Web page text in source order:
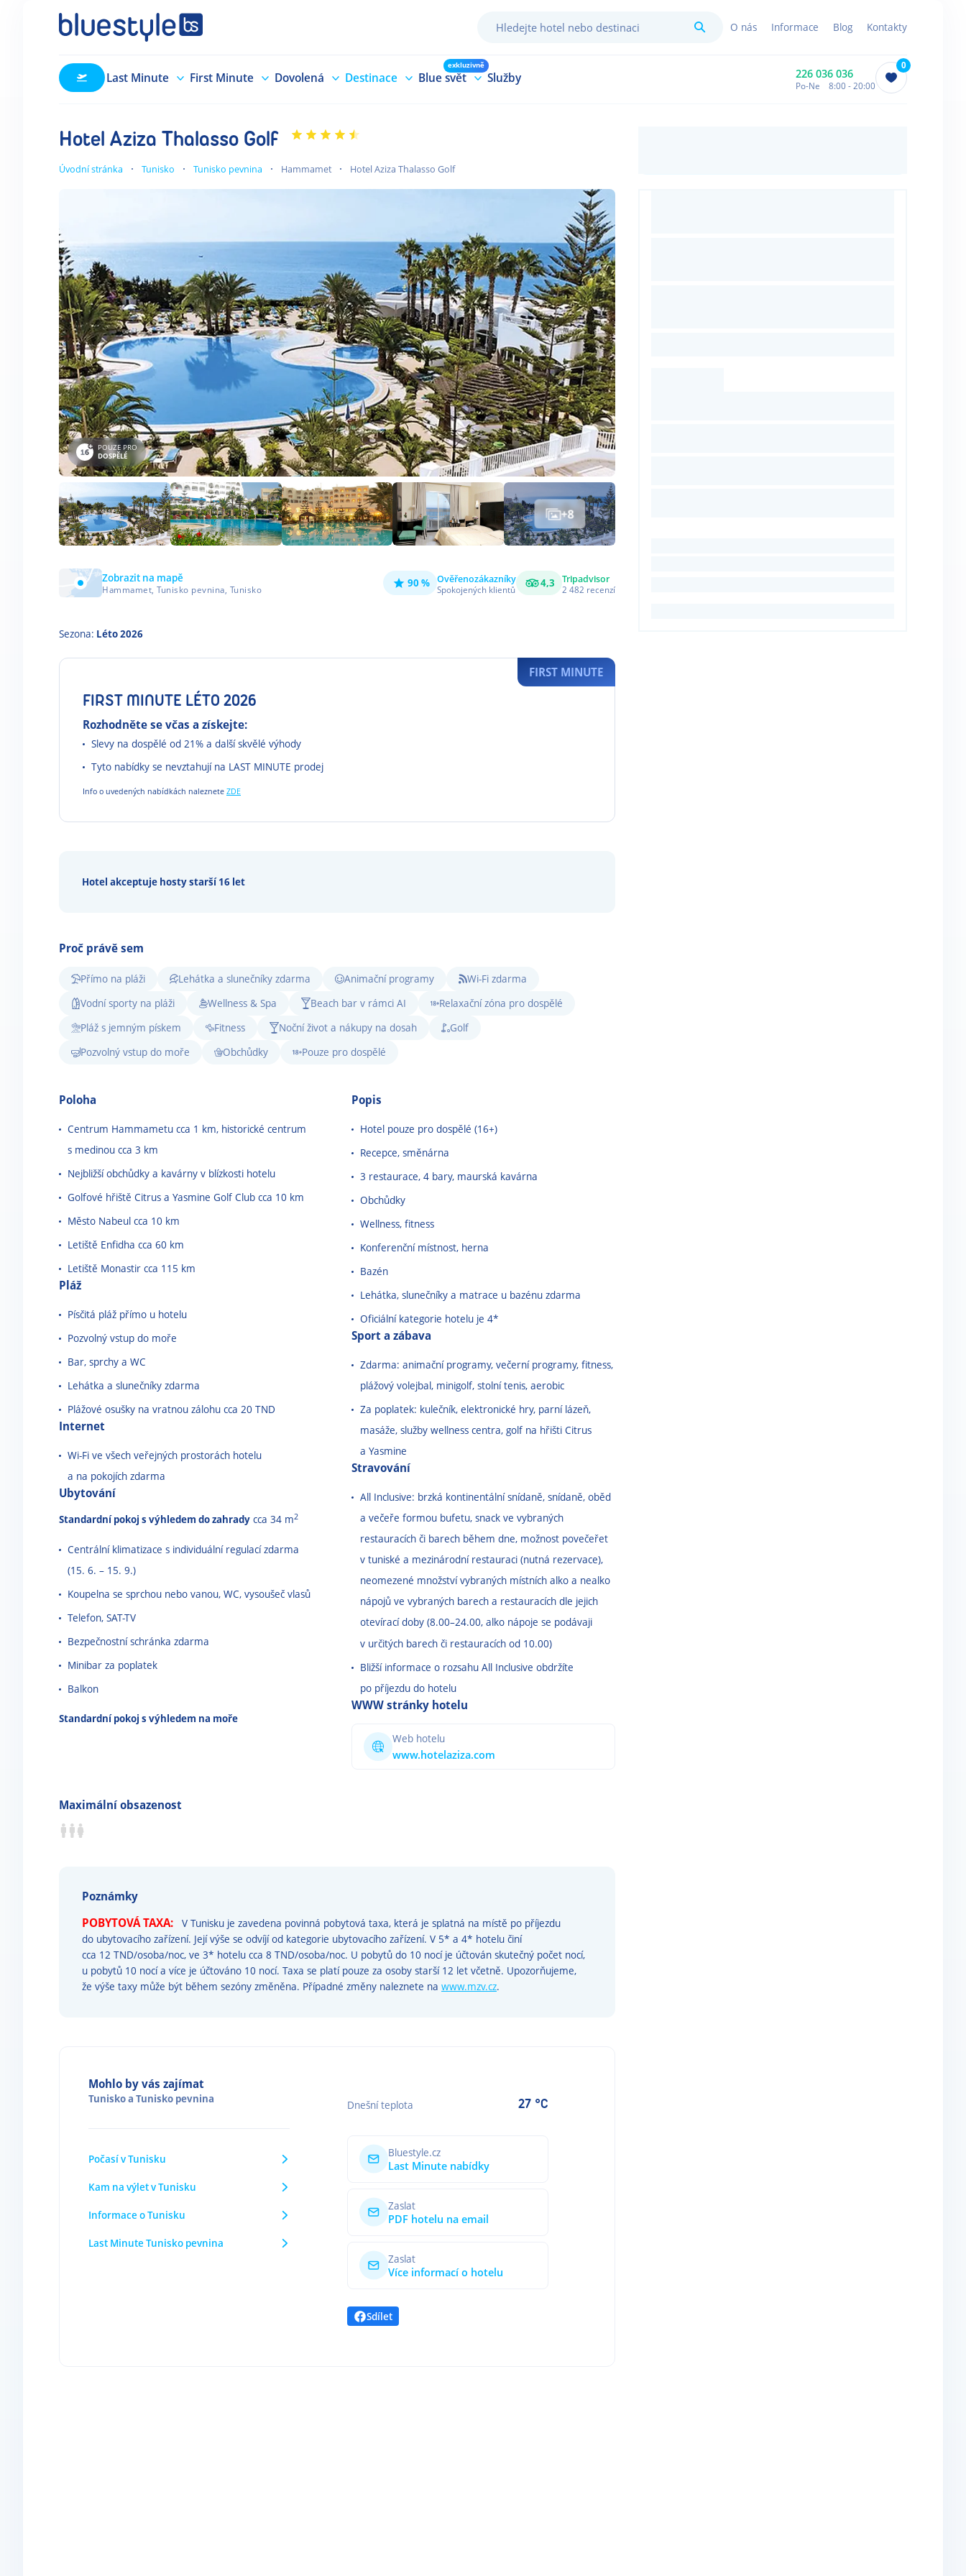
HledatO nás Informace Blog Kontakty
Last Minute First Minute Dovolená Destinace Blue svět
exkluzivně
Služby 226 036 036
Po-Ne 8:00 - 20:00
0
Hotel Aziza Thalasso Golf
Úvodní stránka Tunisko Tunisko pevnina Hammamet Hotel Aziza Thalasso Golf
POUZE PRO
DOSPĚLÉ
+8
Zobrazit na mapě
Hammamet, Tunisko pevnina, Tunisko 90 % Ověřenozákazníky
Spokojených klientů 4,3 Tripadvisor
2 482 recenzí
Sezona: Léto 2026
FIRST MINUTE LÉTO 2026
Rozhodněte se včas a získejte:
Slevy na dospělé od 21% a další skvělé výhody
Tyto nabídky se nevztahují na LAST MINUTE prodej
Info o uvedených nabídkách naleznete ZDE
FIRST MINUTE
Hotel akceptuje hosty starší 16 let
Proč právě sem
Přímo na pláži Lehátka a slunečníky zdarma Animační programy
Wi-Fi zdarma
Vodní sporty na pláži
Wellness & Spa Beach bar v rámci AI
Relaxační zóna pro dospělé
Pláž s jemným pískem
Fitness Noční život a nákupy na dosah
Golf
Pozvolný vstup do moře
Obchůdky Pouze pro dospělé
Poloha
Centrum Hammametu cca 1 km, historické centrum
s medinou cca 3 km
Nejbližší obchůdky a kavárny v blízkosti hotelu
Golfové hřiště Citrus a Yasmine Golf Club cca 10 km
Město Nabeul cca 10 km
Letiště Enfidha cca 60 km
Letiště Monastir cca 115 km
Pláž
Písčitá pláž přímo u hotelu
Pozvolný vstup do moře
Bar, sprchy a WC
Lehátka a slunečníky zdarma
Plážové osušky na vratnou zálohu cca 20 TND
Internet
Wi-Fi ve všech veřejných prostorách hotelu
a na pokojích zdarma
Ubytování
Standardní pokoj s výhledem do zahrady cca 34 m2
Centrální klimatizace s individuální regulací zdarma
(15. 6. – 15. 9.)
Koupelna se sprchou nebo vanou, WC, vysoušeč vlasů
Telefon, SAT-TV
Bezpečnostní schránka zdarma
Minibar za poplatek
Balkon
Standardní pokoj s výhledem na moře
Popis
Hotel pouze pro dospělé (16+)
Recepce, směnárna
3 restaurace, 4 bary, maurská kavárna
Obchůdky
Wellness, fitness
Konferenční místnost, herna
Bazén
Lehátka, slunečníky a matrace u bazénu zdarma
Oficiální kategorie hotelu je 4*
Sport a zábava
Zdarma: animační programy, večerní programy, fitness,
plážový volejbal, minigolf, stolní tenis, aerobic
Za poplatek: kulečník, elektronické hry, parní lázeň,
masáže, služby wellness centra, golf na hřišti Citrus
a Yasmine
Stravování
All Inclusive: brzká kontinentální snídaně, snídaně, oběd
a večeře formou bufetu, snack ve vybraných
restauracích či barech během dne, možnost povečeřet
v tuniské a mezinárodní restauraci (nutná rezervace),
neomezené množství vybraných místních alko a nealko
nápojů ve vybraných barech a restauracích dle jejich
otevírací doby (8.00–24.00, alko nápoje se podávaji
v určitých barech či restauracích od 10.00)
Bližší informace o rozsahu All Inclusive obdržíte
po příjezdu do hotelu
WWW stránky hotelu
Web hotelu
www.hotelaziza.com
Maximální obsazenost
Poznámky
POBYTOVÁ TAXA:
V Tunisku je zavedena povinná pobytová taxa, která je splatná na místě po příjezdu
do ubytovacího zařízení. Její výše se odvíjí od kategorie ubytovacího zařízení. V 5* a 4* hotelu činí
cca 12 TND/osoba/noc, ve 3* hotelu cca 8 TND/osoba/noc. U pobytů do 10 nocí je účtován skutečný počet nocí,
u pobytů 10 nocí a více je účtováno 10 nocí. Taxa se platí pouze za osoby starší 12 let včetně. Upozorňujeme,
že výše taxy může být během sezóny změněna. Případné změny naleznete na www.mzv.cz.
Mohlo by vás zajímat
Tuniskoa Tunisko pevnina
Počasí v Tunisku
Kam na výlet v Tunisku
Informace o Tunisku
Last Minute Tunisko pevnina
Dnešní teplota 27 °C
Bluestyle.cz
Last Minute nabídky
Zaslat
PDF hotelu na email
Zaslat
Více informací o hotelu
Sdílet